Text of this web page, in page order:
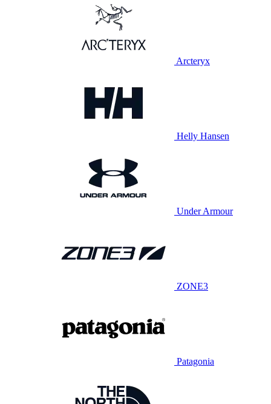
Arcteryx
Helly Hansen
Under Armour
ZONE3
Patagonia